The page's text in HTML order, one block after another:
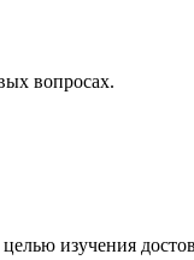
вопросах.
изучения